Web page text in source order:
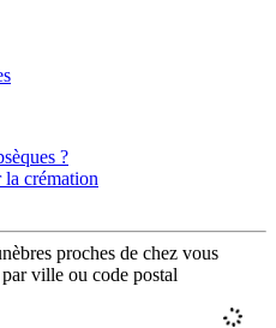
?
crémation
proches de chez vous
ville ou code postal